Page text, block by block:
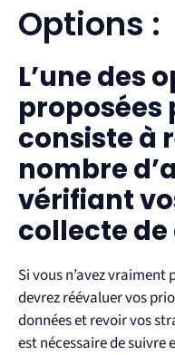
Options :
L’une des
proposées
consiste à
nombre
vérifiant
collecte de
Si vous n’avez vraiment
devrez réévaluer vos
données et revoir vos
est nécessaire de suivre